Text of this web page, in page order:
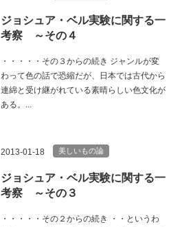
ジョシュア・ベル実験に関する一
考察 ～その４
・・・・・その３からの続き ジャンルが変
わって色の話で恐縮だが、日本では古代から
連綿と受け継がれている素晴らしい色文化が
ある。...
2013-01-18 美しいもの論
ジョシュア・ベル実験に関する一
考察 ～その３
・・・・・その２からの続き ・・というわ